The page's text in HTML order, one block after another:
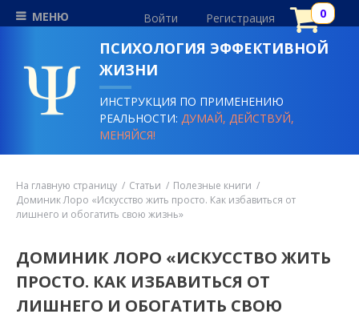
МЕНЮ Войти Регистрация
ПСИХОЛОГИЯ ЭФФЕКТИВНОЙ
ЖИЗНИ
ИНСТРУКЦИЯ ПО ПРИМЕНЕНИЮ
РЕАЛЬНОСТИ:ДУМАЙ, ДЕЙСТВУЙ,
МЕНЯЙСЯ!
На главную страницу Статьи
Полезные книги
Доминик Лоро «Искусство жить просто. Как избавиться от
лишнего и обогатить свою жизнь»
ДОМИНИК ЛОРО «ИСКУССТВО ЖИТЬ
ПРОСТО. КАК ИЗБАВИТЬСЯ ОТ
ЛИШНЕГО И ОБОГАТИТЬ СВОЮ